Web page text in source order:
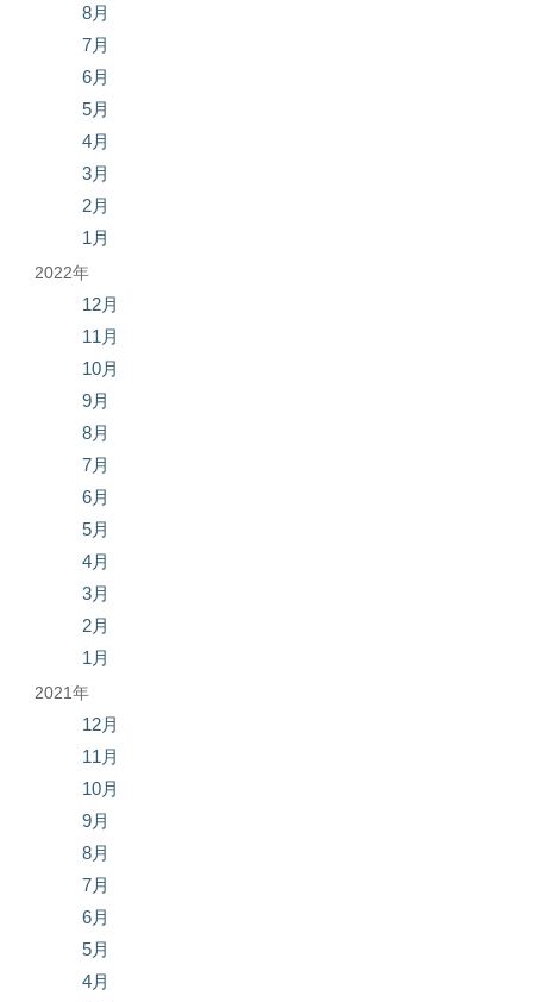
8月
7月
6月
5月
4月
3月
2月
1月
2022年
12月
11月
10月
9月
8月
7月
6月
5月
4月
3月
2月
1月
2021年
12月
11月
10月
9月
8月
7月
6月
5月
4月